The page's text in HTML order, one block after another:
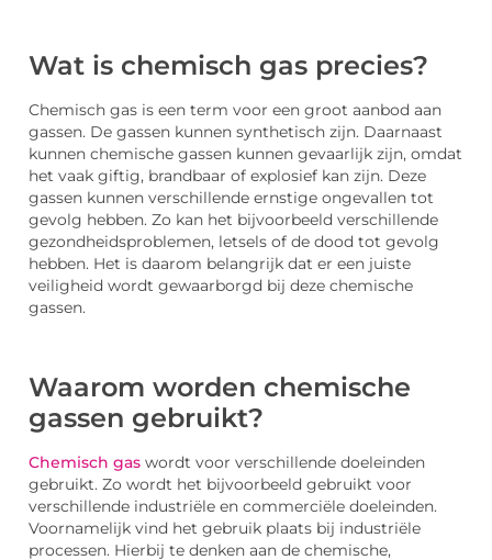
Wat is chemisch gas precies?
Chemisch gas is een term voor een groot aanbod aan
gassen. De gassen kunnen synthetisch zijn. Daarnaast
kunnen chemische gassen kunnen gevaarlijk zijn, omdat
het vaak giftig, brandbaar of explosief kan zijn. Deze
gassen kunnen verschillende ernstige ongevallen tot
gevolg hebben. Zo kan het bijvoorbeeld verschillende
gezondheidsproblemen, letsels of de dood tot gevolg
hebben. Het is daarom belangrijk dat er een juiste
veiligheid wordt gewaarborgd bij deze chemische
gassen.
Waarom worden chemische
gassen gebruikt?
Chemisch gas wordt voor verschillende doeleinden
gebruikt. Zo wordt het bijvoorbeeld gebruikt voor
verschillende industriële en commerciële doeleinden.
Voornamelijk vind het gebruik plaats bij industriële
processen. Hierbij te denken aan de chemische,